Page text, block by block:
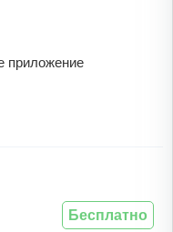
приложение
Бесплатно